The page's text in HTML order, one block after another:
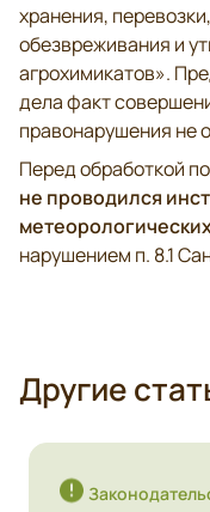
хранения,
обезвреживания и
агрохимикатов».
дела факт
правонарушения не
Перед обработкой
не проводился
нарушением п. 8.1
Другие